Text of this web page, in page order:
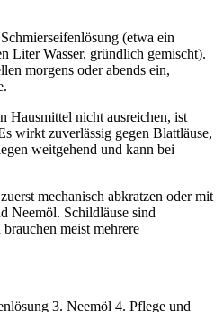
(etwa ein
Liter Wasser, gründlich gemischt).
morgens oder abends ein,
Hausmittel nicht ausreichen, ist
wirkt zuverlässig gegen Blattläuse,
weitgehend und kann bei
mechanisch abkratzen oder mit
Neemöl. Schildläuse sind
meist mehrere
3. Neemöl 4. Pflege und